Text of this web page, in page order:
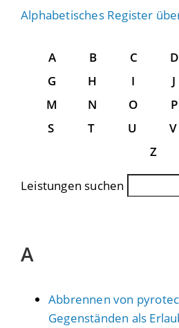
Alphabetisches Register
A B C D
G
H I J
M
N O P
S
T U V
Z
Leistungen suchen
A
Abbrennen von
Gegenständen als